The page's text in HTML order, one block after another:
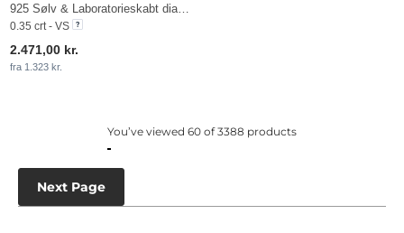
0.35 crt - VS
2.471,00 kr.
fra 1.323 kr.
You’ve viewed 60 of 3388 products
Next Page